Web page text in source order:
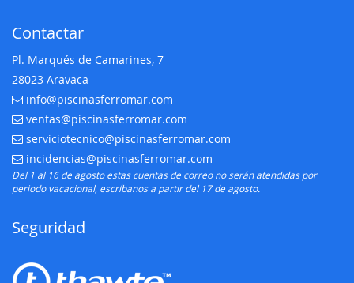
Contactar
Pl. Marqués de Camarines, 7
28023 Aravaca
E-mail:
info@piscinasferromar.com
E-mail:
ventas@piscinasferromar.com
E-mail:
serviciotecnico@piscinasferromar.com
E-mail:
incidencias@piscinasferromar.com
Del 1 al 16 de agosto estas cuentas de correo no serán atendidas por
periodo vacacional, escríbanos a partir del 17 de agosto.
Seguridad